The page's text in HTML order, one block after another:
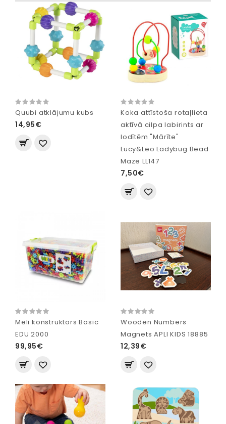
Quubi atklājumu kubs
14,95€
Koka attīstoša rotaļlieta
aktīvā cilpa labirints ar
lodītēm "Mārīte"
Lucy&Leo Ladybug Bead
Maze LL147
7,50€
Meli konstruktors Basic
EDU 2000
99,95€
Wooden Numbers
Magnets APLI KIDS 18885
12,39€